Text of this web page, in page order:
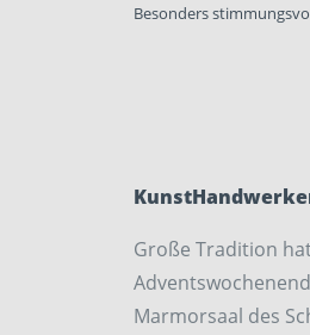
Besonders
Große Tradition
Marmorsaal des